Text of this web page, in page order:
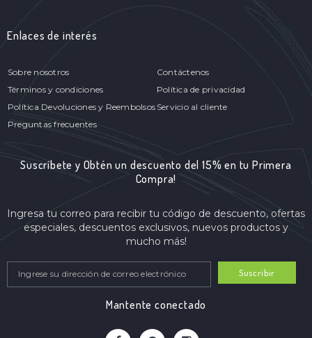
Enlaces de interés
Sobre nosotros
Contáctenos
Términos y condiciones
Política de privacidad
Política Devoluciones y Reembolsos Servicio al cliente
Preguntas frecuentes
Suscríbete y Obtén un descuento del 15% en tu Primera
Compra!
Ingresa tu correo para recibir tu código de descuento, ofertas
especiales, descuentos exclusivos, nuevos productos y
mucho más!
Suscribir
Mantente conectado